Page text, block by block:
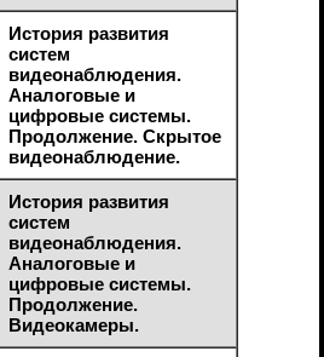
История развития
систем
видеонаблюдения.
Аналоговые и
цифровые системы.
Продолжение. Скрытое
видеонаблюдение.
История развития
систем
видеонаблюдения.
Аналоговые и
цифровые системы.
Продолжение.
Видеокамеры.